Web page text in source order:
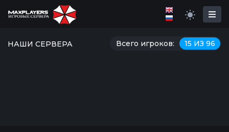
Всего игроков: 15 ИЗ 96
НАШИ СЕРВЕРА